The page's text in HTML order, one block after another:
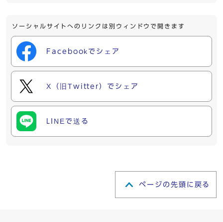
ソーシャルサイトへのリンクは別ウィンドウで開きます
Facebookでシェア
X（旧Twitter）でシェア
LINEで送る
ページの先頭に戻る